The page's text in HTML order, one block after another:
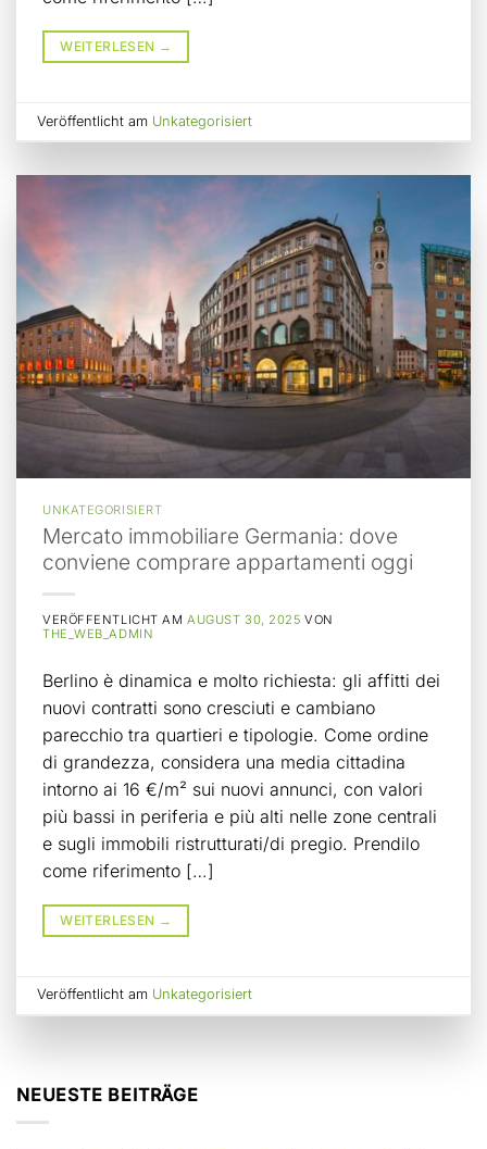
WEITERLESEN →
Veröffentlicht am Unkategorisiert
UNKATEGORISIERT
Mercato immobiliare Germania: dove
conviene comprare appartamenti oggi
VERÖFFENTLICHT AMAUGUST 30, 2025 VON
THE_WEB_ADMIN
Berlino è dinamica e molto richiesta: gli affitti dei
nuovi contratti sono cresciuti e cambiano
parecchio tra quartieri e tipologie. Come ordine
di grandezza, considera una media cittadina
intorno ai 16 €/m² sui nuovi annunci, con valori
più bassi in periferia e più alti nelle zone centrali
e sugli immobili ristrutturati/di pregio. Prendilo
come riferimento […]
WEITERLESEN →
Veröffentlicht am Unkategorisiert
NEUESTE BEITRÄGE